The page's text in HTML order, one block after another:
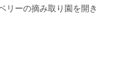
リーの摘み取り園を開き